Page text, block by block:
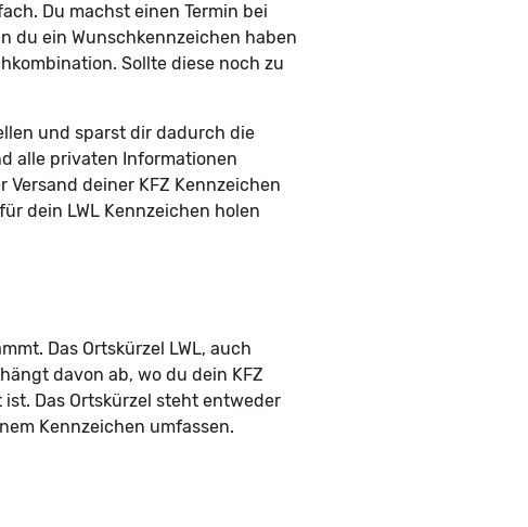
Du machst einen Termin bei
du ein Wunschkennzeichen haben
Sollte diese noch zu
und sparst dir dadurch die
alle privaten Informationen
deiner KFZ Kennzeichen
dein LWL Kennzeichen holen
Das Ortskürzel LWL, auch
davon ab, wo du dein KFZ
Das Ortskürzel steht entweder
Kennzeichen umfassen.